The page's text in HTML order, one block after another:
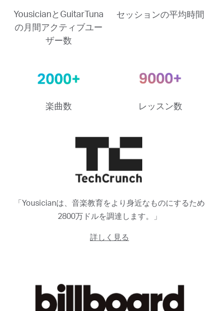
YousicianとGuitarTuna
の月間アクティブユー
ザー数
セッションの平均時間
楽曲数 レッスン数
「Yousicianは、音楽教育をより身近なものにするため
2800万ドルを調達します。」
詳しく見る